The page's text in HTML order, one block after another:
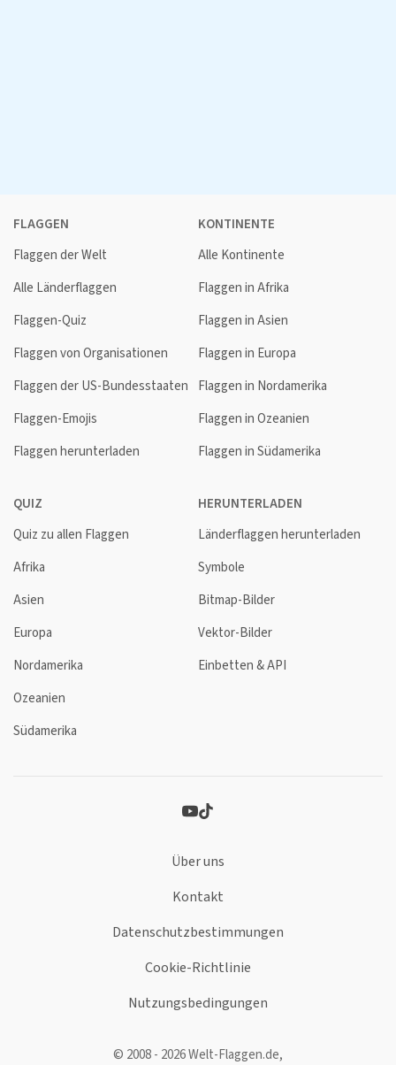
FLAGGEN
Flaggen der Welt
Alle Länderflaggen
Flaggen-Quiz
Flaggen von Organisationen
Flaggen der US-Bundesstaaten
Flaggen-Emojis
Flaggen herunterladen
KONTINENTE
Alle Kontinente
Flaggen in Afrika
Flaggen in Asien
Flaggen in Europa
Flaggen in Nordamerika
Flaggen in Ozeanien
Flaggen in Südamerika
QUIZ
Quiz zu allen Flaggen
Afrika
Asien
Europa
Nordamerika
Ozeanien
Südamerika
HERUNTERLADEN
Länderflaggen herunterladen
Symbole
Bitmap-Bilder
Vektor-Bilder
Einbetten & API
Über uns
Kontakt
Datenschutzbestimmungen
Cookie-Richtlinie
Nutzungsbedingungen
© 2008 - 2026 Welt-Flaggen.de,